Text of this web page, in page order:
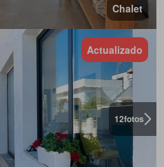
Chalet
12fotos
Actualizado